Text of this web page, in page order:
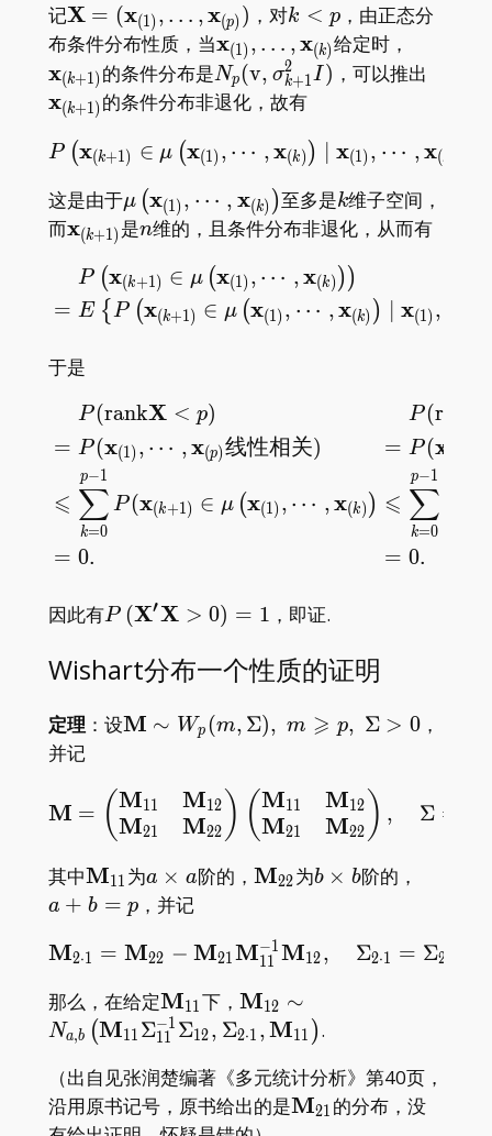
M=\Delta
记\mathbf{X}=
(\mathbf{x} _
{(1)},\dots,\mathbf{x}
_ {(p)})
X = (x(1) , … ,x(p) ) ，对k<p
k < p ，由正态分
布条件分布性质，当\mathbf{x} _
{(1)},\dots,\mathbf{x}
_ {(k)}
x(1) , … ,x(k)给定时，
_
x(k+1) 的条件分布是N _
p(\mathrm{v},\sigma
Np (v, σk+1
2 I ) ，可以推出
x(k+1) 的条件分布非退化，故有
P\left(\mathbf{x} _
P (x(k+1) ∈ μ (x(1) , ⋯ ,x(k) ) x(1) , ⋯ ,x(k
这是由于\mu\left(\mathbf{x}
_ {(1)}, \cdots,
{(k)}\right)
μ (x(1) , ⋯ , x(k) )至多是k
k维子空间，
而\mathbf{x}
x(k+1) 是n
n维的，且条件分布非退化，从而有
\begin{aligned}
P (x(k+1) ∈ μ (x(1) , ⋯ ,x(k) ) )
= E { P (x(k+1) ∈ μ (x(1) , ⋯ ,x(k) ) x(1) ,
于是
\begin{aligned}
P (rankX < p)
= P (x(1) , ⋯ ,x(p) 线性相关)
⩽
k=0
∑
p−1
P (x(k+1) ∈ μ (x(1) , ⋯ ,x(k) )
= 0.
P (ra
= P (x
⩽
k=0
∑
p−1
= 0.
因此有P\,
X}>0)=1
P (X′X > 0) = 1 ，即证.
Wishart分布一个性质的证明
定理 ：设\mathbf{M}\sim
m\geqslant p,\;
\Sigma>0
M ∼ Wp (m, Σ), m ⩾ p, Σ > 0，
并记
\mathbf{M}=
M = (M11
M21
M12
M22 ) ( M11
M21
M12
M22 ) , Σ =
其中\mathbf{M}
_ {11}
M11 为a\times
a × a阶的， \mathbf{M}
M22为b\times
b × b阶的，
a + b = p ，并记
\mathbf{M} _ {2 \cdot
M2⋅1 = M22 − M21M11
−1M12, Σ2⋅1 = Σ2
那么，在给定\mathbf{M}
_ {11}
M11下， \mathbf{M} _ {12}
\sim N _
{a,b}\left(\mathbf{M}
_ {11}\Sigma _
{11}^{-1}\Sigma _
M12 ∼
Na,b (M11 Σ11
−1 Σ12, Σ2⋅1 ,M11 ).
（出自见张润楚编著《多元统计分析》第40页，
沿用原书记号，原书给出的是\mathbf{M}
M21 的分布，没